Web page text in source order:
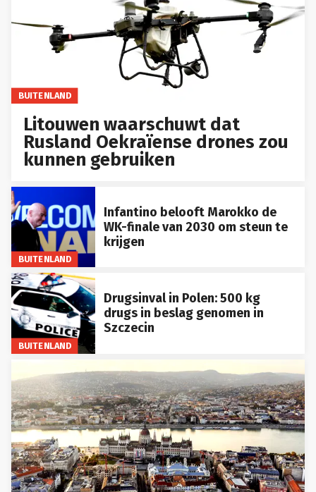
BUITENLAND
Litouwen waarschuwt dat
Rusland Oekraïense drones zou
kunnen gebruiken
BUITENLAND
Infantino belooft Marokko de
WK-finale van 2030 om steun te
krijgen
BUITENLAND
Drugsinval in Polen: 500 kg
drugs in beslag genomen in
Szczecin